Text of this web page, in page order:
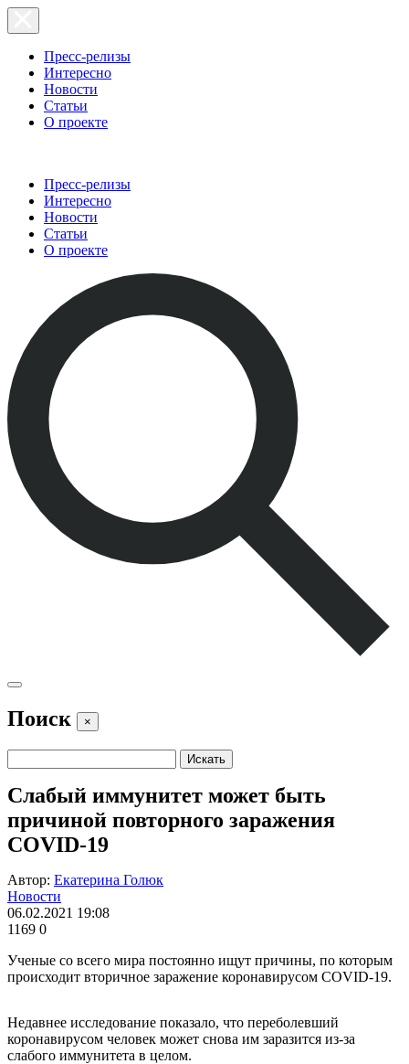
Пресс-релизы
Интересно
Новости
Статьи
О проекте
Пресс-релизы
Интересно
Новости
Статьи
О проекте
Поиск ×
Слабый иммунитет может быть
причиной повторного заражения
COVID-19
Автор: Екатерина Голюк
Новости
06.02.2021 19:08
1169 0
Ученые со всего мира постоянно ищут причины, по которым
происходит вторичное заражение коронавирусом COVID-19.
Недавнее исследование показало, что переболевший
коронавирусом человек может снова им заразится из-за
слабого иммунитета в целом.